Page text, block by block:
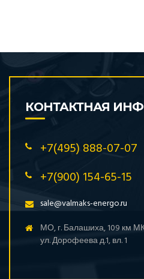
КОНТАКТНАЯ
+7(495) 888-07-07
+7(900) 154-65-15
sale@valmaks-energo.ru
МО, г. Балашиха, 109 км
ул. Дорофеева д.1, вл. 1